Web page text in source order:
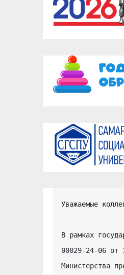
Уважаемые
В рамках
00029-24-06 от
Министерства